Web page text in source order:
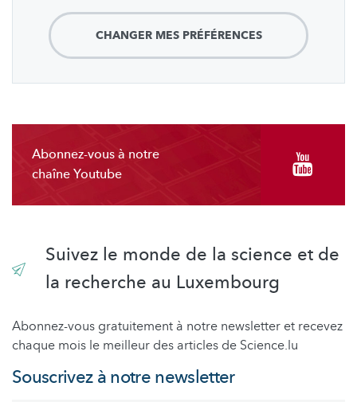
CHANGER MES PRÉFÉRENCES
Abonnez-vous à notre
chaîne Youtube
Suivez le monde de la science et de
la recherche au Luxembourg
Abonnez-vous gratuitement à notre newsletter et recevez
chaque mois le meilleur des articles de Science.lu
Souscrivez à notre newsletter